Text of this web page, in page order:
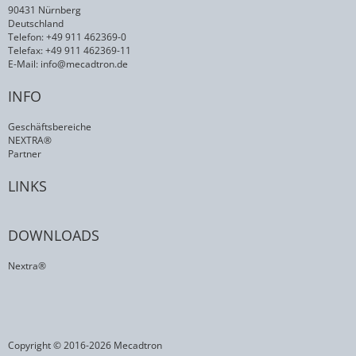
90431 Nürnberg
Deutschland
Telefon: +49 911 462369-0
Telefax: +49 911 462369-11
E-Mail: info@mecadtron.de
INFO
Geschäftsbereiche
NEXTRA®
Partner
LINKS
DOWNLOADS
Nextra®
Copyright © 2016-2026 Mecadtron